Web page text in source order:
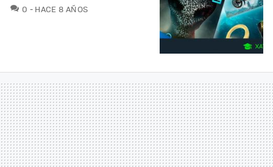
0 COMENTARIOS
HACE 8 AÑOS